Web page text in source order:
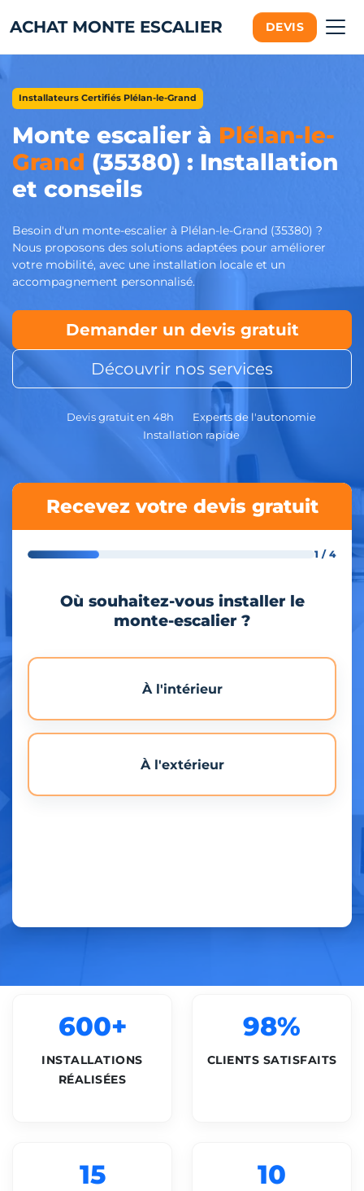
ACHAT MONTE ESCALIER DEVIS
Installateurs Certifiés Plélan-le-Grand
Monte escalier à Plélan-le-
Grand (35380) : Installation
et conseils
Besoin d'un monte-escalier à Plélan-le-Grand (35380) ?
Nous proposons des solutions adaptées pour améliorer
votre mobilité, avec une installation locale et un
accompagnement personnalisé.
Demander un devis gratuit
Découvrir nos services
Devis gratuit en 48h
Experts de l'autonomie
Installation rapide
Recevez votre devis gratuit
1 / 4
Où souhaitez-vous installer le
monte-escalier ?
À l'intérieur
À l'extérieur
600+
INSTALLATIONS
RÉALISÉES
98%
CLIENTS SATISFAITS
15 10